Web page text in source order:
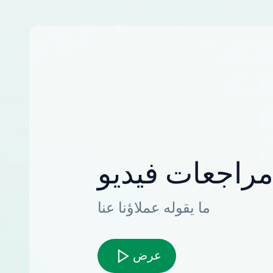
مراجعات فيديو
ما يقوله عملاؤنا عنا
عرض